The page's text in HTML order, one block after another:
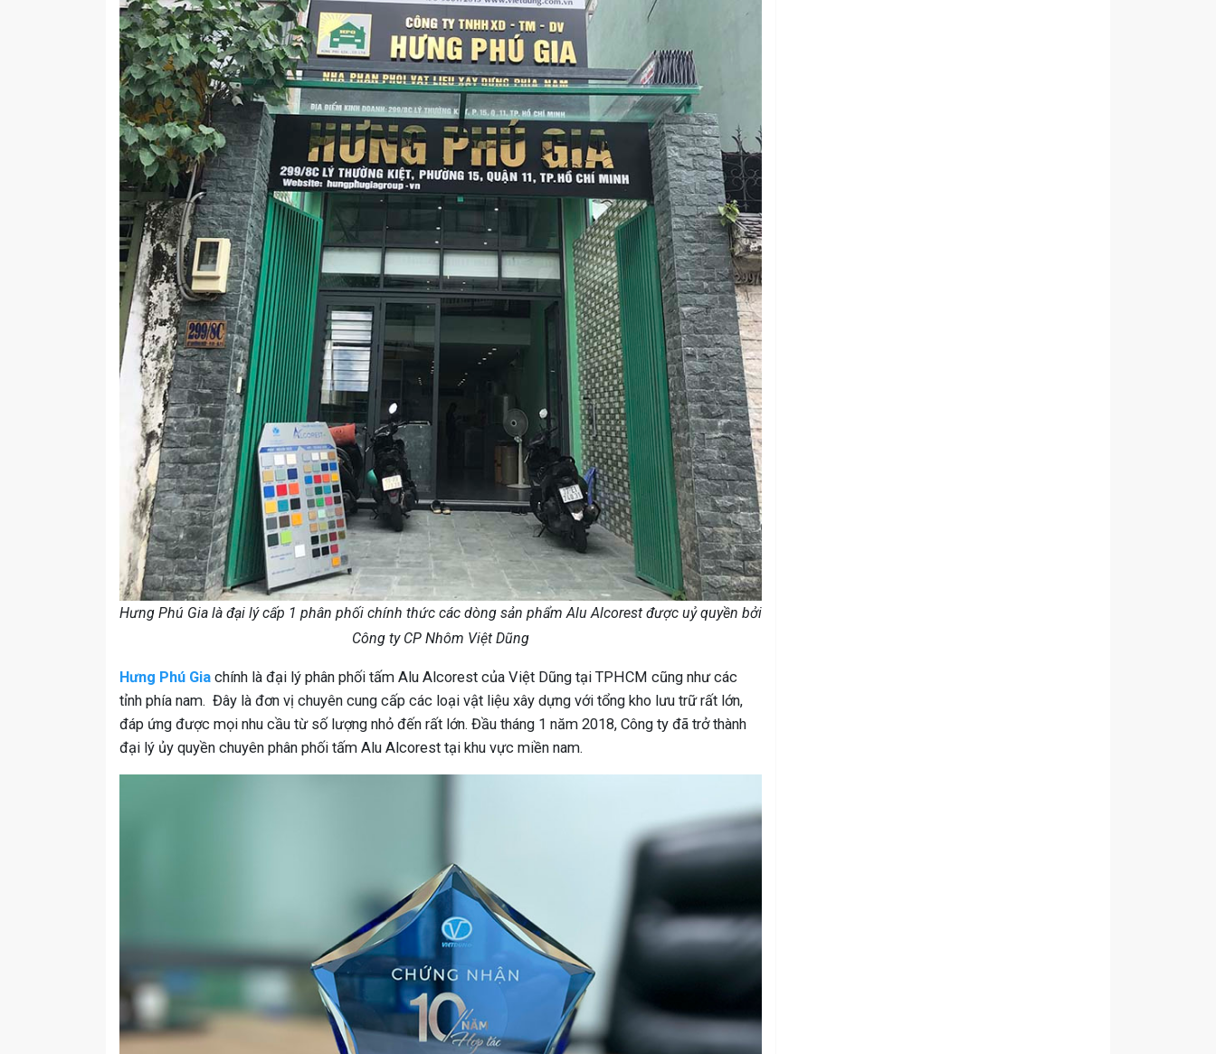
Hưng Phú Gia là đại lý cấp 1 phân phối chính thức các dòng sản phẩm Alu Alcorest được uỷ quyền bởi
Công ty CP Nhôm Việt Dũng
Hưng Phú Gia chính là đại lý phân phối tấm Alu Alcorest của Việt Dũng tại TPHCM cũng như các
tỉnh phía nam. Đây là đơn vị chuyên cung cấp các loại vật liệu xây dựng với tổng kho lưu trữ rất lớn,
đáp ứng được mọi nhu cầu từ số lượng nhỏ đến rất lớn. Đầu tháng 1 năm 2018, Công ty đã trở thành
đại lý ủy quyền chuyên phân phối tấm Alu Alcorest tại khu vực miền nam.